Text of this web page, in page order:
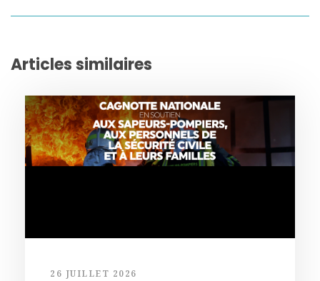
Articles similaires
26 JUILLET 2026